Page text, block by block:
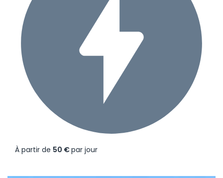
À partir de 50 €par jour